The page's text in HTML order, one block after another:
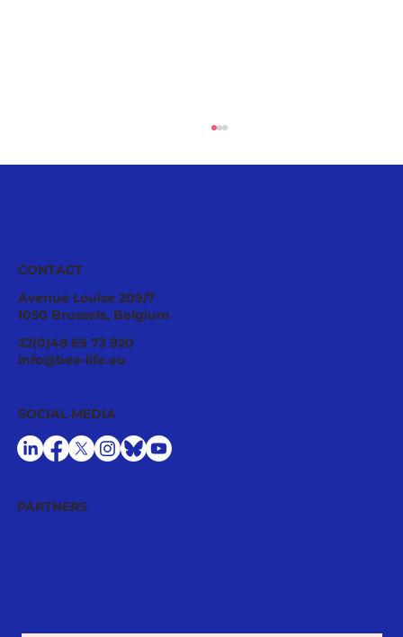
Tropilaelaps mites: a fast-spreading
threat requiring urgent EU
CONTACT
Avenue Louise 209/7
1050 Brussels, Belgium
32(0)48 69 73 920
info@bee-life.eu
PARTNERS
SOCIAL MEDIA